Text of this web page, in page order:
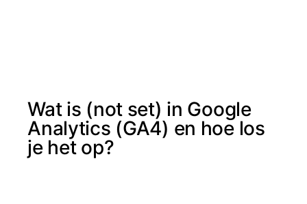
Wat is (not set) in Google
Analytics (GA4) en hoe los
je het op?